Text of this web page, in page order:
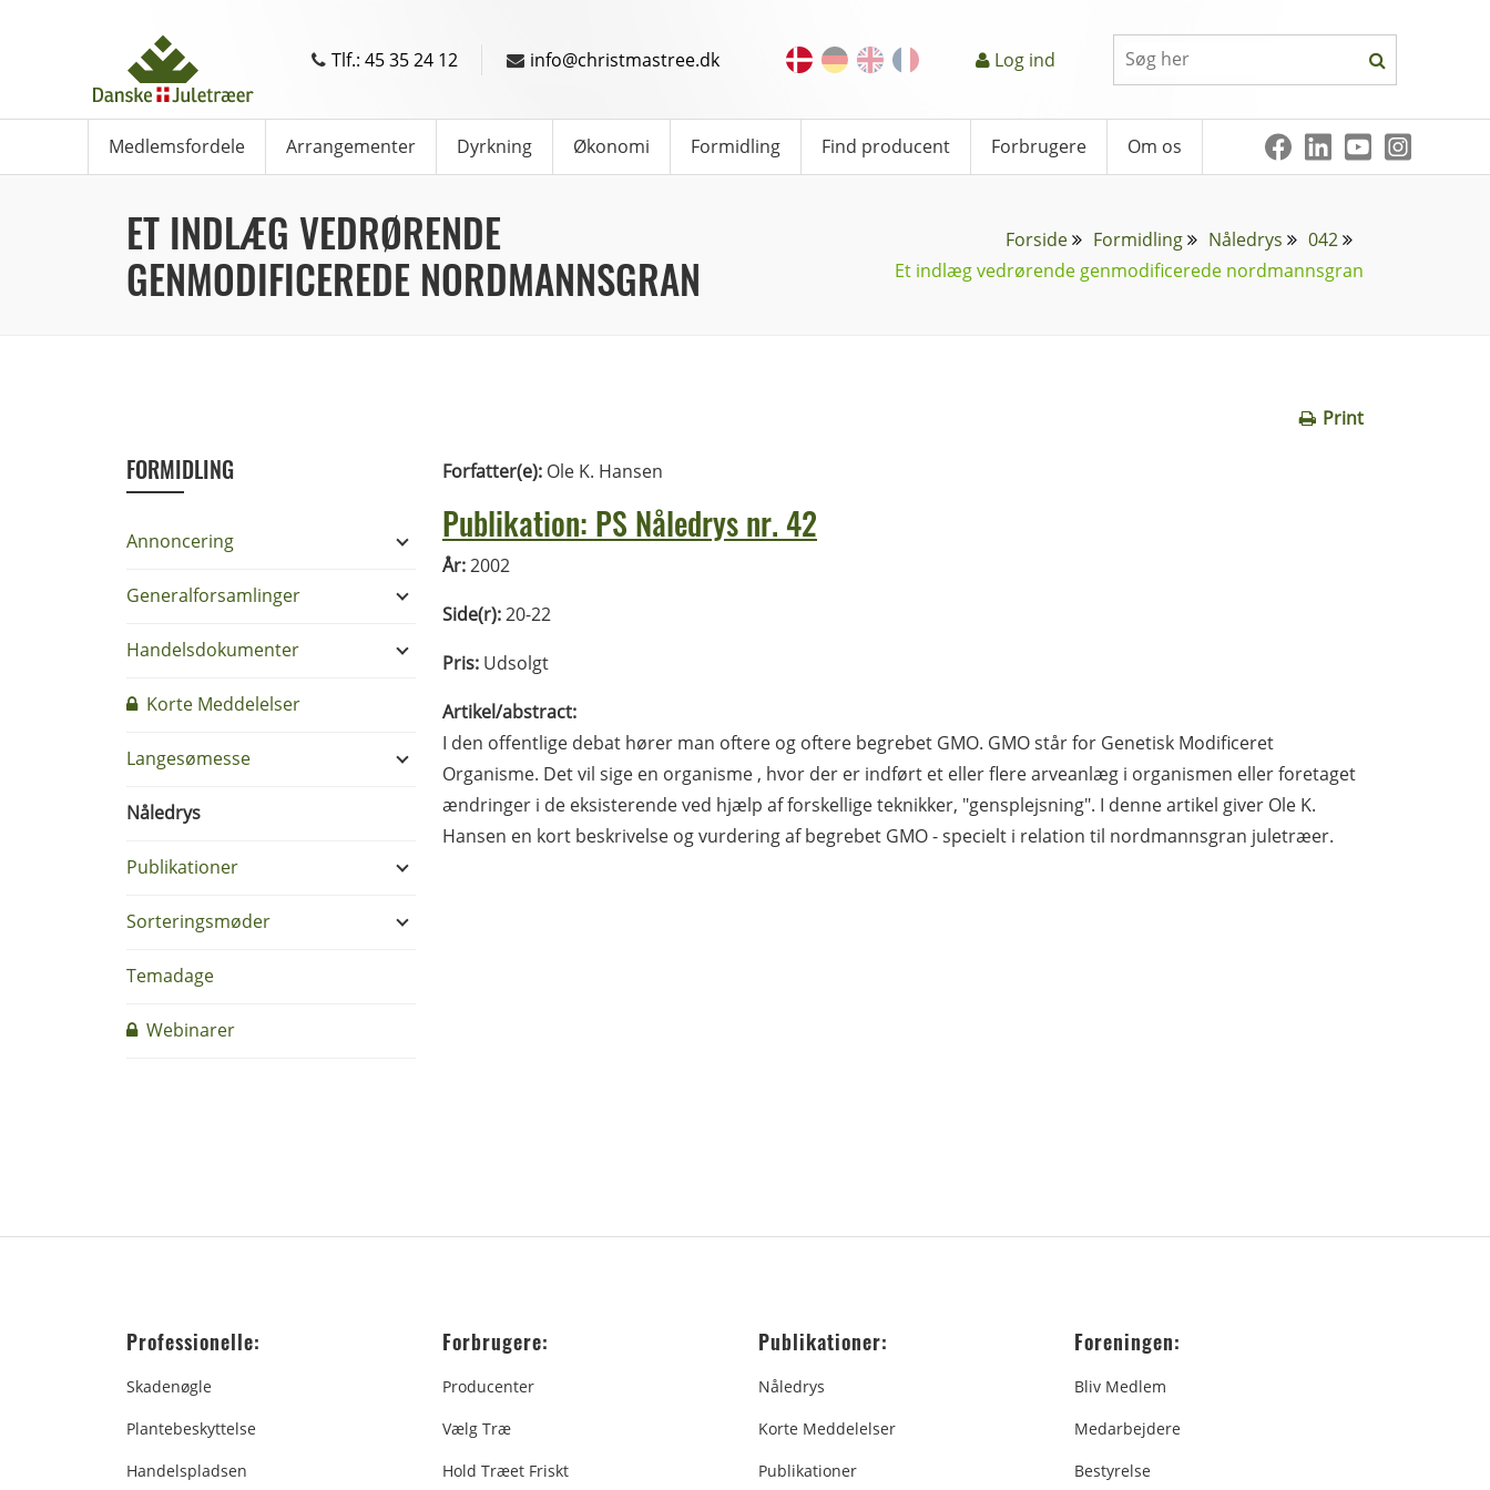
Tlf.: 45 35 24 12 info@christmastree.dk Log ind
Medlemsfordele Arrangementer Dyrkning Økonomi Formidling Find producent Forbrugere Om os
ET INDLÆG VEDRØRENDE
GENMODIFICEREDE NORDMANNSGRAN
Forside Formidling Nåledrys
042
Et indlæg vedrørende genmodificerede nordmannsgran
Print
FORMIDLING
Annoncering
Generalforsamlinger
Handelsdokumenter
Korte Meddelelser
Langesømesse
Nåledrys
Publikationer
Sorteringsmøder
Temadage
Webinarer
Forfatter(e): Ole K. Hansen
Publikation: PS Nåledrys nr. 42
År:2002
Side(r):20-22
Pris: Udsolgt
Artikel/abstract:
I den offentlige debat hører man oftere og oftere begrebet GMO. GMO står for Genetisk Modificeret
Organisme. Det vil sige en organisme , hvor der er indført et eller flere arveanlæg i organismen eller foretaget
ændringer i de eksisterende ved hjælp af forskellige teknikker, "gensplejsning". I denne artikel giver Ole K.
Hansen en kort beskrivelse og vurdering af begrebet GMO - specielt i relation til nordmannsgran juletræer.
Professionelle:
Skadenøgle
Plantebeskyttelse
Handelspladsen
Forbrugere:
Producenter
Vælg Træ
Hold Træet Friskt
Publikationer:
Nåledrys
Korte Meddelelser
Publikationer
Foreningen:
Bliv Medlem
Medarbejdere
Bestyrelse